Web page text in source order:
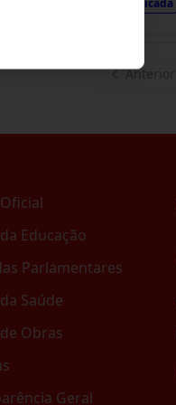
Publicada
Anterior
Educação
Parlamentares
Saúde
Obras
Geral